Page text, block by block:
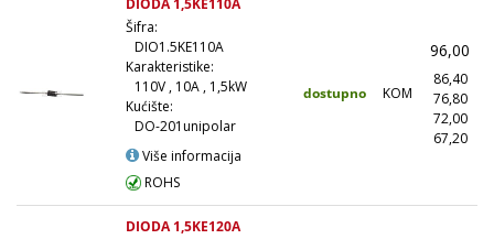
DIODA 1,5KE110A
Šifra:
DIO1.5KE110A
Karakteristike:
110V , 10A , 1,5kW
Kućište:
DO-201unipolar
Više informacija
ROHS
dostupno KOM
96,00
86,40
76,80
72,00
67,20
DIODA 1,5KE120A